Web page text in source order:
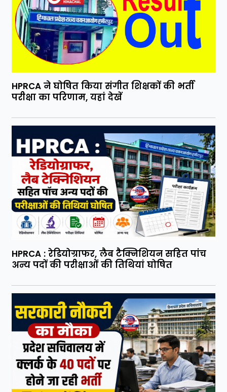
HPRCA ने घोषित किया संगीत शिक्षकों की भर्ती
परीक्षा का परिणाम, यहां देखें
HPRCA : रेडियोग्राफर, लैब टैक्निशियन सहित पांच
अन्य पदों की परीक्षाओं की तिथियां घोषित